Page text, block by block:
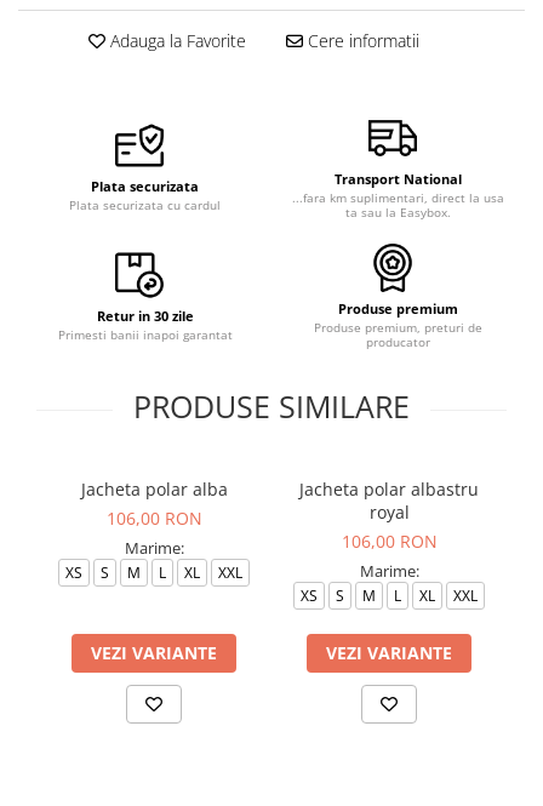
Noutati
Adauga la Favorite Cere informatii
Plata securizata
Plata securizata cu cardul
Transport National
...fara km suplimentari, direct la usa
ta sau la Easybox.
Retur in 30 zile
Primesti banii inapoi garantat
Produse premium
Produse premium, preturi de
producator
PRODUSE SIMILARE
Jacheta polar alba
106,00 RON
Marime:
XS S M L XL XXL
VEZI VARIANTE
Jacheta polar albastru
royal
106,00 RON
Marime:
XS S M L XL XXL
VEZI VARIANTE